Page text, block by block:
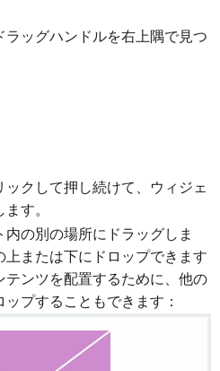
ラッグハンドルを右上隅で見つ
ックして押し続けて、ウィジェ
す。
の別の場所にドラッグしま
または下にドロップできます
テンツを配置するために、他の
プすることもできます：